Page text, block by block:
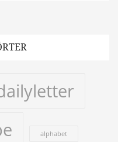
alphabet